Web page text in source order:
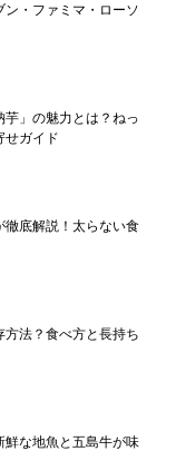
ン・ファミマ・ローソ
」の魅力とは？ねっ
せガイド
徹底解説！太らない食
法？食べ方と長持ち
鮮な地魚と五島牛が味